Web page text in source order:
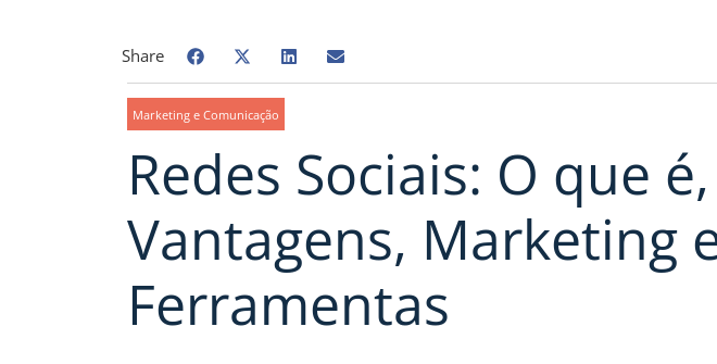
Share
Marketing e Comunicação
Redes Sociais: O que é,
Vantagens, Marketing
Ferramentas